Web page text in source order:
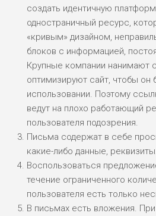
создать идентичную
одностраничный ресурс,
«кривым» дизайном,
блоков с информацией,
Крупные компании нанимают
оптимизируют сайт, чтобы он
использовании. Поэтому
ведут на плохо работающий
пользователя подозрения.
Письма содержат в себе
какие-либо данные, реквизиты.
Воспользоваться
течение ограниченного
пользователя есть только
В письмах есть вложения.